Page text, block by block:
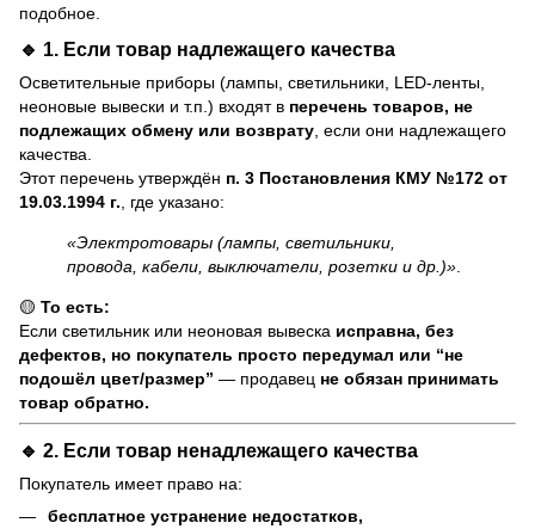
подобное.
🔹 1. Если товар надлежащего качества
Осветительные приборы (лампы, светильники, LED-ленты,
неоновые вывески и т.п.) входят в перечень товаров, не
подлежащих обмену или возврату, если они надлежащего
качества.
Этот перечень утверждён п. 3 Постановления КМУ №172 от
19.03.1994 г., где указано:
«Электротовары (лампы, светильники,
провода, кабели, выключатели, розетки и др.)».
🟡 То есть:
Если светильник или неоновая вывеска исправна, без
дефектов, но покупатель просто передумал или “не
подошёл цвет/размер” — продавец не обязан принимать
товар обратно.
🔹 2. Если товар ненадлежащего качества
Покупатель имеет право на:
бесплатное устранение недостатков,